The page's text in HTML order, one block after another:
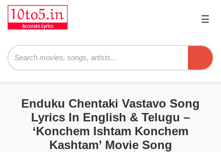
☰
Enduku Chentaki Vastavo Song
Lyrics In English & Telugu –
‘Konchem Ishtam Konchem
Kashtam’ Movie Song